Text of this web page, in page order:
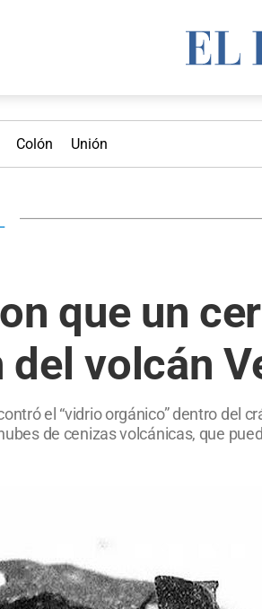
Colón Unión
que un
del volcán
el “vidrio orgánico” dentro del
de cenizas volcánicas, que